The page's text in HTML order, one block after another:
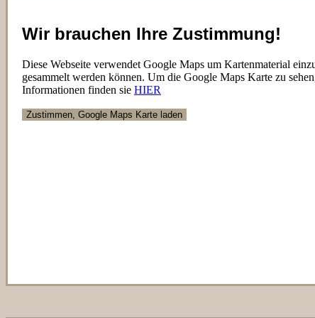
Wir brauchen Ihre Zustimmung!
Diese Webseite verwendet Google Maps um Kartenmaterial
gesammelt werden können. Um die Google Maps Karte zu
Informationen finden sie HIER